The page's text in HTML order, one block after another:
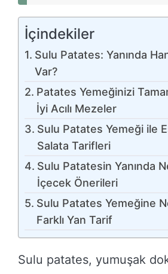
İçindekiler
Sulu Patates: Yanında
Var?
Patates Yemeğinizi
İyi Acılı Mezeler
Sulu Patates Yemeği ile
Salata Tarifleri
Sulu Patatesin Yanında
İçecek Önerileri
Sulu Patates Yemeğine
Farklı Yan Tarif
Sulu patates, yumuşak